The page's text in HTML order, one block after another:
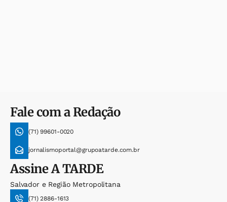
Fale com a Redação
(71) 99601-0020
jornalismoportal@grupoatarde.com.br
AssineA TARDE
Salvador e Região Metropolitana
(71) 2886-1613